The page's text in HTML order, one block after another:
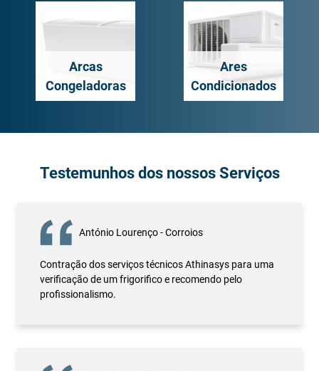
Arcas
Congeladoras
Ares
Condicionados
Testemunhos dos nossos Serviços
António Lourenço - Corroios
Contração dos serviços técnicos Athinasys para uma
verificação de um frigorifico e recomendo pelo
profissionalismo.